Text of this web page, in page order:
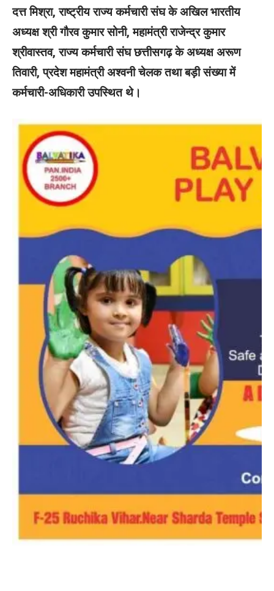
दत्त मिश्रा, राष्ट्रीय राज्य कर्मचारी संघ के अखिल भारतीय
अध्यक्ष श्री गौरव कुमार सोनी, महामंत्री राजेन्द्र कुमार
श्रीवास्तव, राज्य कर्मचारी संघ छत्तीसगढ़ के अध्यक्ष अरूण
तिवारी, प्रदेश महामंत्री अश्वनी चेलक तथा बड़ी संख्या में
कर्मचारी-अधिकारी उपस्थित थे।